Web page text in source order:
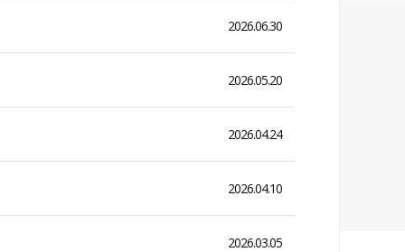
2026.06.30
2026.05.20
2026.04.24
2026.04.10
2026.03.05